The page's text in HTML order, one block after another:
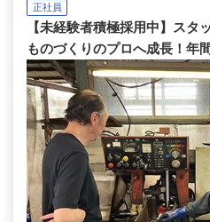
正社員
【未経験者積極採用中】スタ
ものづくりのプロへ成長！年